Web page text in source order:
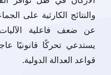
والنتائج الكارثية على
عن ضعف فاعلية الآليات
يستدعي تحركًا قانونيًا
قواعد العدالة الدولية.